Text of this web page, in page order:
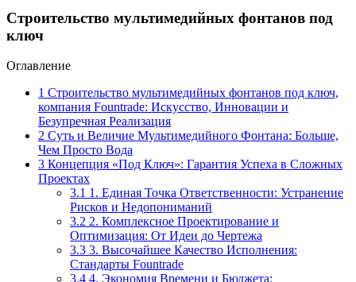
Строительство мультимедийных фонтанов под
ключ
Оглавление
1 Строительство мультимедийных фонтанов под ключ,
компания Fountrade: Искусство, Инновации и
Безупречная Реализация
2 Суть и Величие Мультимедийного Фонтана: Больше,
Чем Просто Вода
3 Концепция «Под Ключ»: Гарантия Успеха в Сложных
Проектах
3.1 1. Единая Точка Ответственности: Устранение
Рисков и Недопониманий
3.2 2. Комплексное Проектирование и
Оптимизация: От Идеи до Чертежа
3.3 3. Высочайшее Качество Исполнения:
Стандарты Fountrade
3.4 4. Экономия Времени и Бюджета: